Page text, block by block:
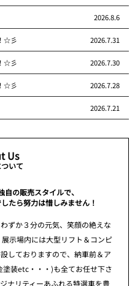
2026.8.6
☆彡 2026.7.31
☆彡 2026.7.30
☆彡 2026.7.28
2026.7.21
Us
いて
の販売スタイルで、
たら努力は惜しみません！
ずか３分の元気、笑顔の絶えな
示場内には大型リフト＆コンピ
しておりますので、納車前＆ア
装etc・・・)も全てお任せ下さ
ナリティーあふれる特選車を豊